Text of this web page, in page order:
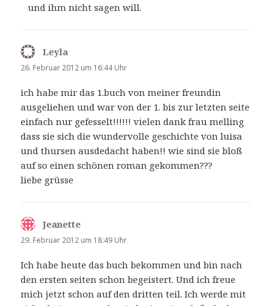
und ihm nicht sagen will.
Leyla
26. Februar 2012 um 16:44 Uhr
ich habe mir das 1.buch von meiner freundin
ausgeliehen und war von der 1. bis zur letzten seite
einfach nur gefesselt!!!!!! vielen dank frau melling
dass sie sich die wundervolle geschichte von luisa
und thursen ausdedacht haben!! wie sind sie bloß
auf so einen schönen roman gekommen???
liebe grüsse
Jeanette
29. Februar 2012 um 18:49 Uhr
Ich habe heute das buch bekommen und bin nach
den ersten seiten schon begeistert. Und ich freue
mich jetzt schon auf den dritten teil. Ich werde mit